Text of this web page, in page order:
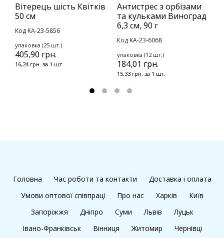
Вітерець шість Квітків
50 см
Код KA-23-5856
упаковка (25 шт.)
405,90 грн.
16,24 грн. за 1 шт.
Антистрес з орбізами
та кульками Виноград
6,3 см, 90 г
Код KA-23-6068
упаковка (12 шт.)
184,01 грн.
15,33 грн. за 1 шт.
Головна Час роботи та контакти
Доставка і оплата
Умови оптової співпраці
Про нас Харків
Київ
Запоріжжя
Дніпро Суми Львів
Луцьк
Івано-Франківськ
Вінниця Житомир Чернівці